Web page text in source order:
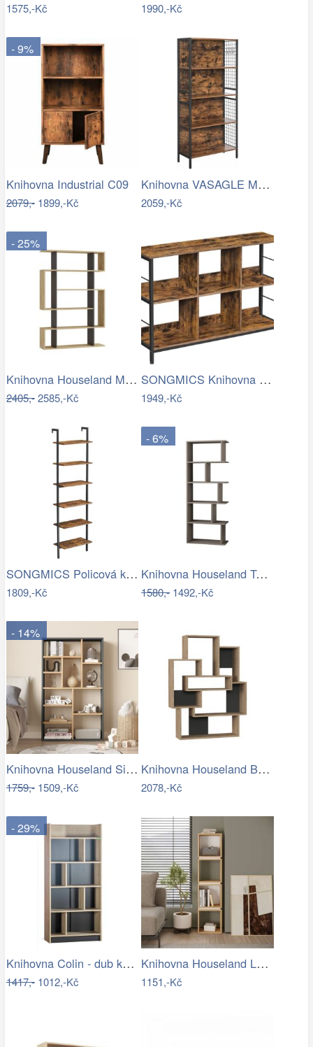
1575,-Kč 1990,-Kč
- 9%
Knihovna Industrial C09
2079,-1899,-Kč
Knihovna VASAGLE Monica hnědá/černá
2059,-Kč
- 25%
Knihovna Houseland Mito dub safírový…
2405,-2585,-Kč
SONGMICS Knihovna Vasagle Lumoir hnědá…
1949,-Kč
SONGMICS Policová knihovna Vasagle…
1809,-Kč
- 6%
Knihovna Houseland Tapi mocha
1580,-1492,-Kč
- 14%
Knihovna Houseland Sia dub Castello…
1759,-1509,-Kč
Knihovna Houseland BARCE dub přírodní…
2078,-Kč
- 29%
Knihovna Colin - dub kestína/šedá
1417,-1012,-Kč
Knihovna Houseland Lofty 4 dub safírový…
1151,-Kč